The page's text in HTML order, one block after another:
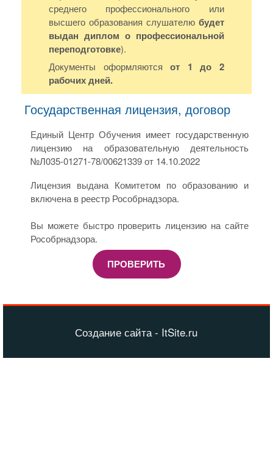
среднего профессионального или
высшего образования слушателю будет
выдан диплом о профессиональной
переподготовке).
Документы оформляютсяот 1 до 2
рабочих дней.
Государственная лицензия, договор
Единый Центр Обучения имеет государственную
лицензию на образовательную деятельность
№Л035-01271-78/00621339 от 14.10.2022
Лицензия выдана Комитетом по образованию и
включена в реестр Рособрнадзора.
Вы можете быстро проверить лицензию на сайте
Рособрнадзора.
ПРОВЕРИТЬ
Создание сайта - ItSite.ru